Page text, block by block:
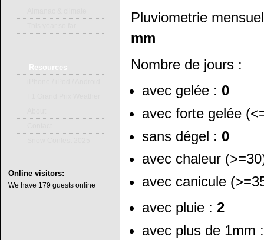
Pluviometrie
mm
Nombre de jours :
avec gelée : 0
avec forte gelée
sans dégel : 0
avec chaleur
avec canicule
avec pluie : 2
avec plus de 1mm
Resources
Online visitors:
We have 179 guests online